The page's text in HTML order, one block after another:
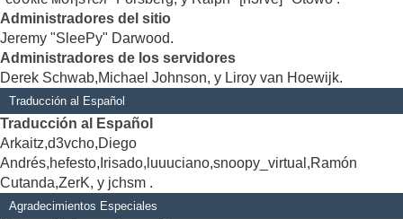
Administradores del sitio
Jeremy "SleePy" Darwood.
Administradores de los servidores
Derek Schwab,Michael Johnson, y Liroy van Hoewijk.
Traducción al Español
Traducción al Español
Arkaitz,d3vcho,Diego
Andrés,hefesto,Irisado,luuuciano,snoopy_virtual,Ramón
Cutanda,ZerK, y jchsm .
Agradecimientos Especiales